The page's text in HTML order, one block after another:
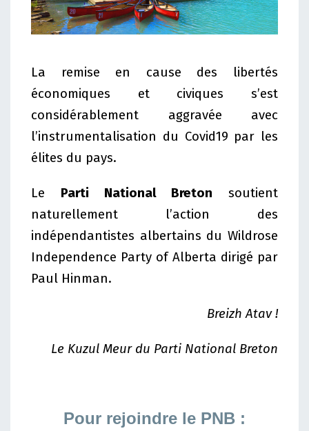
La remise en cause des libertés
économiques et civiques s’est
considérablement aggravée avec
l’instrumentalisation du Covid19 par les
élites du pays.
Le Parti National Breton soutient
naturellement l’action des
indépendantistes albertains du Wildrose
Independence Party of Alberta dirigé par
Paul Hinman.
Breizh Atav !
Le Kuzul Meur du Parti National Breton
Pour rejoindre le PNB :